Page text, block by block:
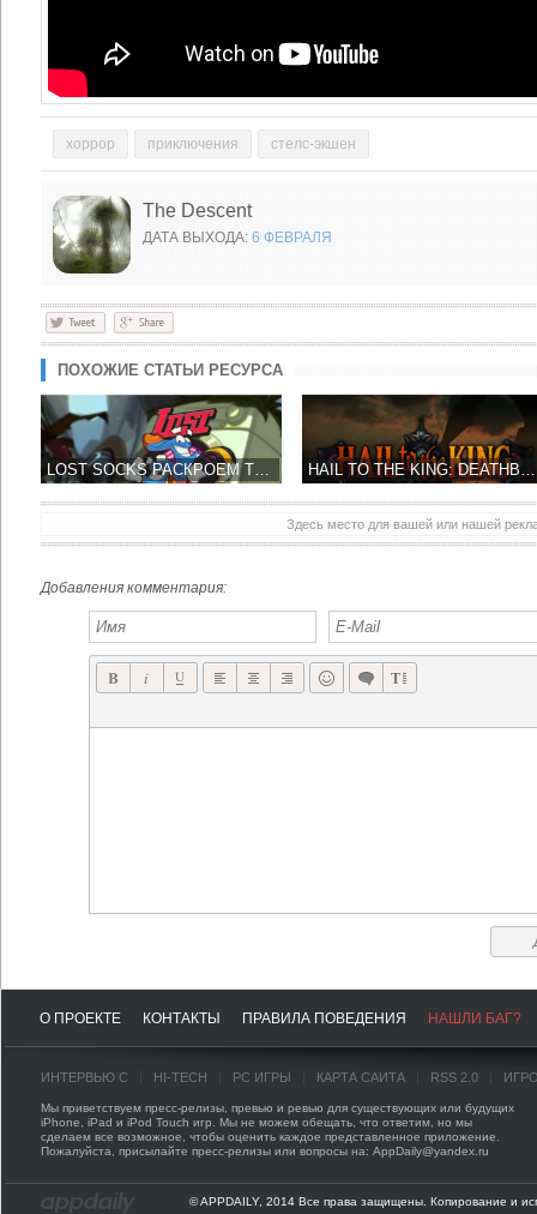
хоррор приключения стелс-экшен
The Descent
ДАТА ВЫХОДА: 6 ФЕВРАЛЯ
ПОХОЖИЕ СТАТЬИ РЕСУРСА
LOST SOCKS РАСКРОЕМ ТАЙНУ ИСЧЕЗНОВЕНИЯ НОСКА? HAIL TO THE KING: DEATHBAT – ПЕРВЫЙ ТРЕЙЛЕР ИГРЫ ОТ РОК-ГРУППЫ AVENGED SEVENFOLD
Здесь место для вашей или нашей
Добавления комментария:
О ПРОЕКТЕ КОНТАКТЫ ПРАВИЛА ПОВЕДЕНИЯ НАШЛИ БАГ?
ИНТЕРВЬЮ С HI-TECH PC ИГРЫ КАРТА САЙТА RSS 2.0
Мы приветствуем пресс-релизы, превью и ревью для существующих или будущих
iPhone, iPad и iPod Touch игр. Мы не можем обещать, что ответим, но мы
сделаем все возможное, чтобы оценить каждое представленное приложение.
Пожалуйста, присылайте пресс-релизы или вопросы на: AppDaily@yandex.ru
© APPDAILY, 2014 Все права защищены. Копирование и